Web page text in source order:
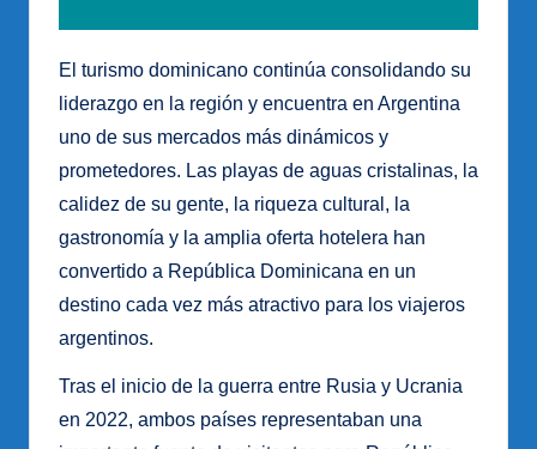
El turismo dominicano continúa consolidando su
liderazgo en la región y encuentra en Argentina
uno de sus mercados más dinámicos y
prometedores. Las playas de aguas cristalinas, la
calidez de su gente, la riqueza cultural, la
gastronomía y la amplia oferta hotelera han
convertido a República Dominicana en un
destino cada vez más atractivo para los viajeros
argentinos.
Tras el inicio de la guerra entre Rusia y Ucrania
en 2022, ambos países representaban una